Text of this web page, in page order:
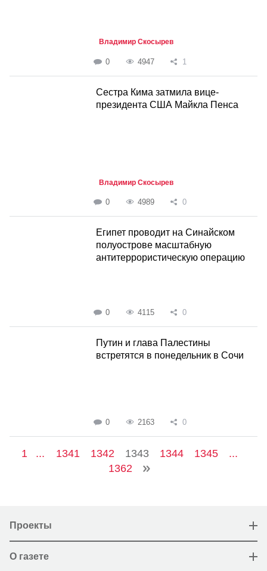
Владимир Скосырев
0 4947 1
Сестра Кима затмила вице-
президента США Майкла Пенса
Владимир Скосырев
0 4989 0
Египет проводит на Синайском
полуострове масштабную
антитеррористическую операцию
0 4115 0
Путин и глава Палестины
встретятся в понедельник в Сочи
0 2163 0
1 ... 1341 1342 1343 1344 1345
...
1362
Проекты
О газете